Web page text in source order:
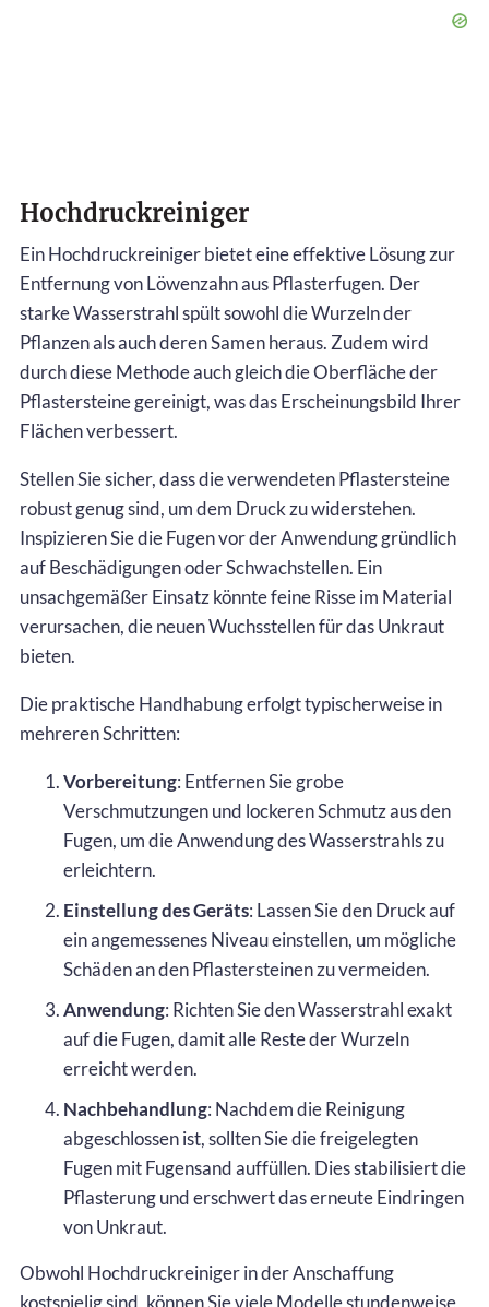
Hochdruckreiniger
Ein Hochdruckreiniger bietet eine effektive Lösung zur
Entfernung von Löwenzahn aus Pflasterfugen. Der
starke Wasserstrahl spült sowohl die Wurzeln der
Pflanzen als auch deren Samen heraus. Zudem wird
durch diese Methode auch gleich die Oberfläche der
Pflastersteine gereinigt, was das Erscheinungsbild Ihrer
Flächen verbessert.
Stellen Sie sicher, dass die verwendeten Pflastersteine
robust genug sind, um dem Druck zu widerstehen.
Inspizieren Sie die Fugen vor der Anwendung gründlich
auf Beschädigungen oder Schwachstellen. Ein
unsachgemäßer Einsatz könnte feine Risse im Material
verursachen, die neuen Wuchsstellen für das Unkraut
bieten.
Die praktische Handhabung erfolgt typischerweise in
mehreren Schritten:
Vorbereitung: Entfernen Sie grobe
Verschmutzungen und lockeren Schmutz aus den
Fugen, um die Anwendung des Wasserstrahls zu
erleichtern.
Einstellung des Geräts: Lassen Sie den Druck auf
ein angemessenes Niveau einstellen, um mögliche
Schäden an den Pflastersteinen zu vermeiden.
Anwendung: Richten Sie den Wasserstrahl exakt
auf die Fugen, damit alle Reste der Wurzeln
erreicht werden.
Nachbehandlung: Nachdem die Reinigung
abgeschlossen ist, sollten Sie die freigelegten
Fugen mit Fugensand auffüllen. Dies stabilisiert die
Pflasterung und erschwert das erneute Eindringen
von Unkraut.
Obwohl Hochdruckreiniger in der Anschaffung
kostspielig sind, können Sie viele Modelle stundenweise